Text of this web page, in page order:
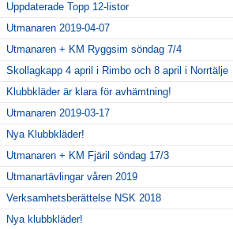
Uppdaterade Topp 12-listor
Utmanaren 2019-04-07
Utmanaren + KM Ryggsim söndag 7/4
Skollagkapp 4 april i Rimbo och 8 april i Norrtälje
Klubbkläder är klara för avhämtning!
Utmanaren 2019-03-17
Nya Klubbkläder!
Utmanaren + KM Fjäril söndag 17/3
Utmanartävlingar våren 2019
Verksamhetsberättelse NSK 2018
Nya klubbkläder!